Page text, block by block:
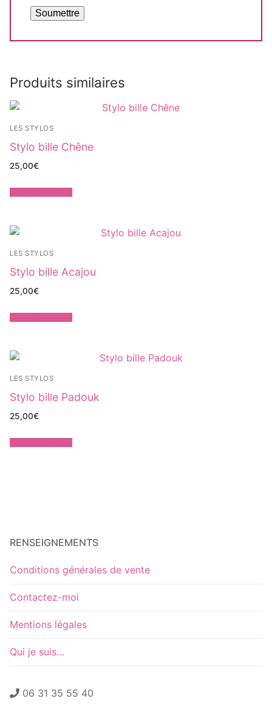
Produits similaires
LES STYLOS
Stylo bille Chêne
25,00€
LES STYLOS
Stylo bille Acajou
25,00€
LES STYLOS
Stylo bille Padouk
25,00€
RENSEIGNEMENTS
Conditions générales de vente
Contactez-moi
Mentions légales
Qui je suis…
06 31 35 55 40